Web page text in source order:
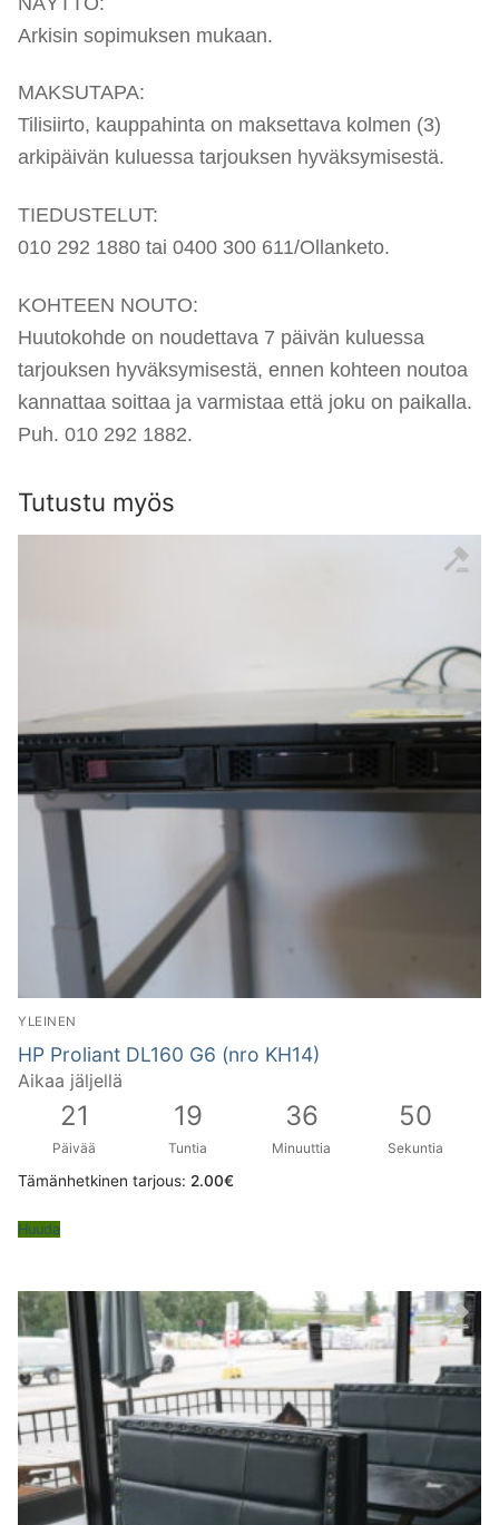
Arkisin sopimuksen mukaan.
MAKSUTAPA:
Tilisiirto, kauppahinta on maksettava kolmen (3)
arkipäivän kuluessa tarjouksen hyväksymisestä.
TIEDUSTELUT:
010 292 1880 tai 0400 300 611/Ollanketo.
KOHTEEN NOUTO:
Huutokohde on noudettava 7 päivän kuluessa
tarjouksen hyväksymisestä, ennen kohteen noutoa
kannattaa soittaa ja varmistaa että joku on paikalla.
Puh. 010 292 1882.
Tutustu myös
YLEINEN
HP Proliant DL160 G6 (nro KH14)
Aikaa jäljellä
21
Päivää
19
Tuntia
36
Minuuttia
49
Sekuntia
Tämänhetkinen tarjous: 2.00€
Huuda